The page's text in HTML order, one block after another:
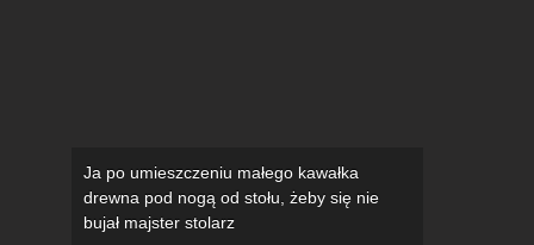
Ja po umieszczeniu małego kawałka
drewna pod nogą od stołu, żeby się nie
bujał majster stolarz